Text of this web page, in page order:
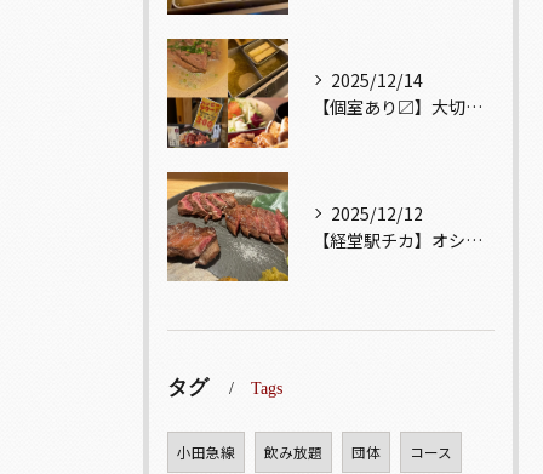
2025/12/14
【個室あり〼】大切な記念日、お祝い事でのご来店ぜひお待ちして...
2025/12/12
【経堂駅チカ】オシャレ居酒屋🏮自慢のお肉が楽しめる🐃お得なコ...
タグ Tags
小田急線 飲み放題 団体 コース